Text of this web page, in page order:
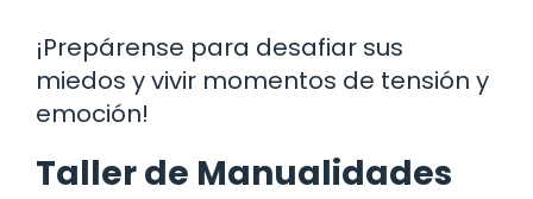
¡Prepárense para desafiar sus
miedos y vivir momentos de tensión y
emoción!
Taller de Manualidades